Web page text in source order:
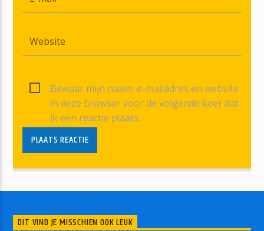
Bewaar mijn naam, e-mailadres en website
in deze browser voor de volgende keer dat
ik een reactie plaats.
DIT VIND JE MISSCHIEN OOK LEUK